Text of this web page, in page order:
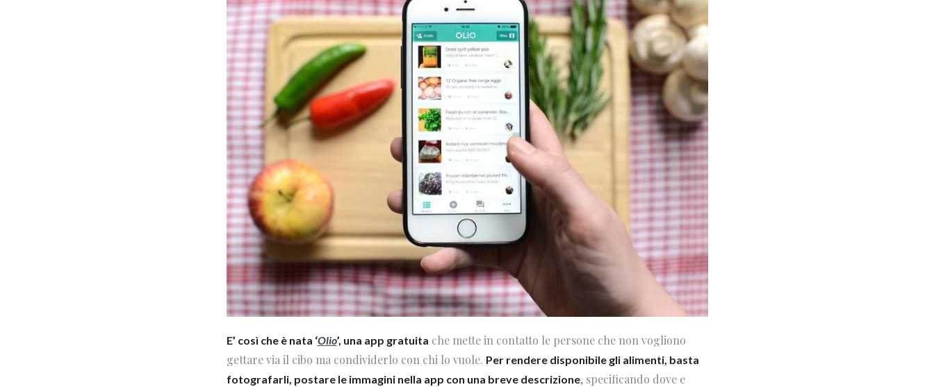
E’ così che è nata ‘Olio’, una app gratuita che mette in contatto le persone che non vogliono
gettare via il cibo ma condividerlo con chi lo vuole. Per rendere disponibile gli alimenti, basta
fotografarli, postare le immagini nella app con una breve descrizione, specificando dove e